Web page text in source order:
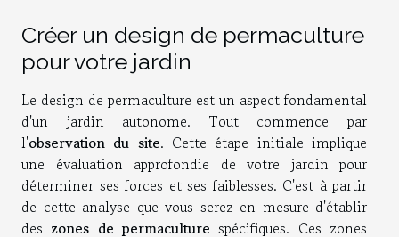
Créer un design de permaculture
pour votre jardin
Le design de permaculture est un aspect fondamental
d'un jardin autonome. Tout commence par
l'observation du site. Cette étape initiale implique
une évaluation approfondie de votre jardin pour
déterminer ses forces et ses faiblesses. C'est à partir
de cette analyse que vous serez en mesure d'établir
des zones de permaculture spécifiques. Ces zones